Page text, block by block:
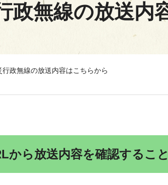
政無線の放送内
政無線の放送内容はこちらから
から放送内容を確認するこ